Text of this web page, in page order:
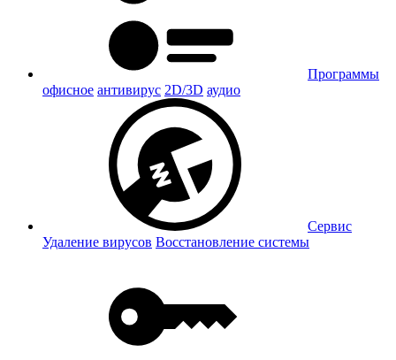
Программы
офисное антивирус 2D/3D аудио
Сервис
Удаление вирусов Восстановление системы